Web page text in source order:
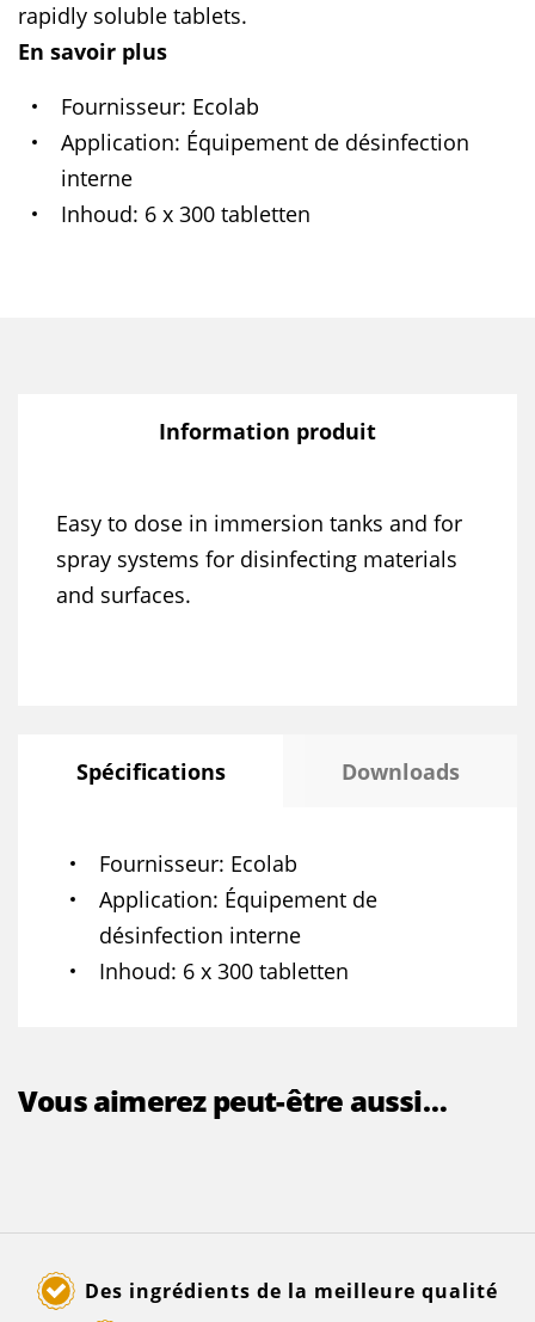
rapidly soluble tablets.
En savoir plus
Fournisseur Ecolab
Application Équipement de désinfection
interne
Inhoud 6 x 300 tabletten
Information produit
Easy to dose in immersion tanks and for
spray systems for disinfecting materials
and surfaces.
Spécifications Downloads
Fournisseur Ecolab
Application Équipement de
désinfection interne
Inhoud 6 x 300 tabletten
Vous aimerez peut-être aussi…
Des ingrédients de la meilleure qualité